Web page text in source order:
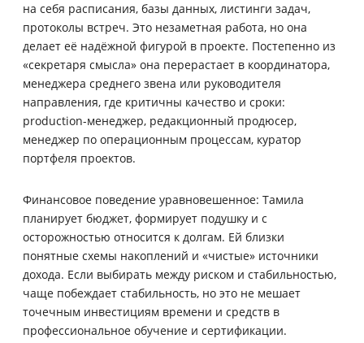
на себя расписания, базы данных, листинги задач,
протоколы встреч. Это незаметная работа, но она
делает её надёжной фигурой в проекте. Постепенно из
«секретаря смысла» она перерастает в координатора,
менеджера среднего звена или руководителя
направления, где критичны качество и сроки:
production-менеджер, редакционный продюсер,
менеджер по операционным процессам, куратор
портфеля проектов.
Финансовое поведение уравновешенное: Тамила
планирует бюджет, формирует подушку и с
осторожностью относится к долгам. Ей близки
понятные схемы накоплений и «чистые» источники
дохода. Если выбирать между риском и стабильностью,
чаще побеждает стабильность, но это не мешает
точечным инвестициям времени и средств в
профессиональное обучение и сертификации.